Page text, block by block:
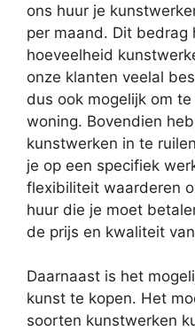
ons huur je
per maand. Dit bedrag
hoeveelheid
onze klanten veelal
dus ook mogelijk om
woning. Bovendien
kunstwerken in te
je op een specifiek
flexibiliteit waarderen
huur die je moet
de prijs en kwaliteit
Daarnaast is het
kunst te kopen. Het
soorten kunstwerken